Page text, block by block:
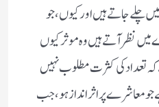
چلے جاتے ہیں اور کیوں ، جو
نظر آتے ہیں وہ موثر کیوں
کہ تعداد کی کثرت مطلوب نہیں
معاشرے پر اثر انداز ہو ، جب